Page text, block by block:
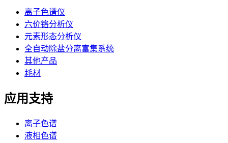
离子色谱仪
六价铬分析仪
元素形态分析仪
全自动除盐分离富集系统
其他产品
耗材
应用支持
离子色谱
液相色谱